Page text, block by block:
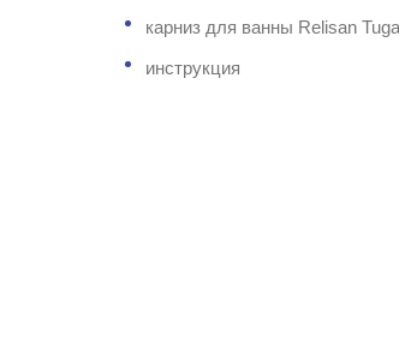
карниз для ванны Relisan
инструкция